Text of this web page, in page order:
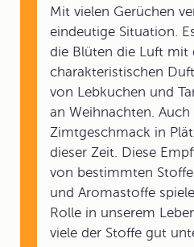
Mit vielen Gerüchen
eindeutige Situation.
die Blüten die Luft mit
charakteristischen
von Lebkuchen und
an Weihnachten.
Zimtgeschmack in
dieser Zeit. Diese
von bestimmten
und Aromastoffe
Rolle in unserem
viele der Stoffe gut